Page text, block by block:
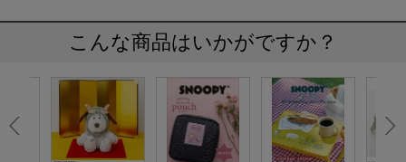
こんな商品はいかがですか？